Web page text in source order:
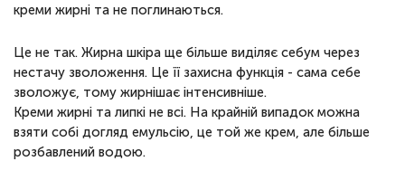
креми жирні та не поглинаються.
Це не так. Жирна шкіра ще більше виділяє себум через
нестачу зволоження. Це її захисна функція - сама себе
зволожує, тому жирнішає інтенсивніше.
Креми жирні та липкі не всі. На крайній випадок можна
взяти собі догляд емульсію, це той же крем, але більше
розбавлений водою.